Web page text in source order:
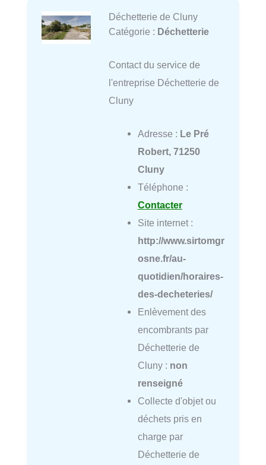
Déchetterie de Cluny
Catégorie : Déchetterie
Contact du service de
l'entreprise Déchetterie de
Cluny
Adresse : Le Pré
Robert, 71250
Cluny
Téléphone :
Contacter
Site internet :
http://www.sirtomgr
osne.fr/au-
quotidien/horaires-
des-decheteries/
Enlèvement des
encombrants par
Déchetterie de
Cluny : non
renseigné
Collecte d'objet ou
déchets pris en
charge par
Déchetterie de